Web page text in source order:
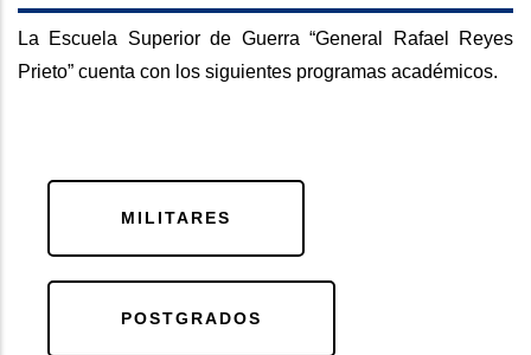
La Escuela Superior de Guerra “General Rafael Reyes
Prieto” cuenta con los siguientes programas académicos.
MILITARES
POSTGRADOS